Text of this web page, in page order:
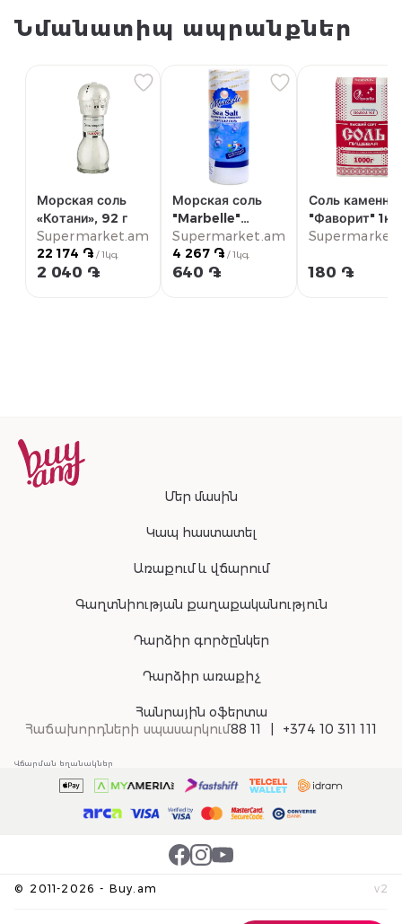
Նմանատիպ ապրանքներ
Морская соль
«Котани», 92 г
Supermarket.am
22 174 ֏ / 1կգ
2 040 ֏
Морская соль
"Marbelle"
пищевая 150г
Supermarket.am
4 267 ֏ / 1կգ
640 ֏
Соль
"Фаворит" 1кг
180 ֏
Մեր մասին
Կապ հաստատել
Առաքում և վճարում
Գաղտնիության քաղաքականություն
Դարձիր գործընկեր
Դարձիր առաքիչ
Հանրային օֆերտա
Հաճախորդների սպասարկում88 11 +374 10 311 111
© 2011-2026 - Buy.am v2
Վճարման եղանակներ